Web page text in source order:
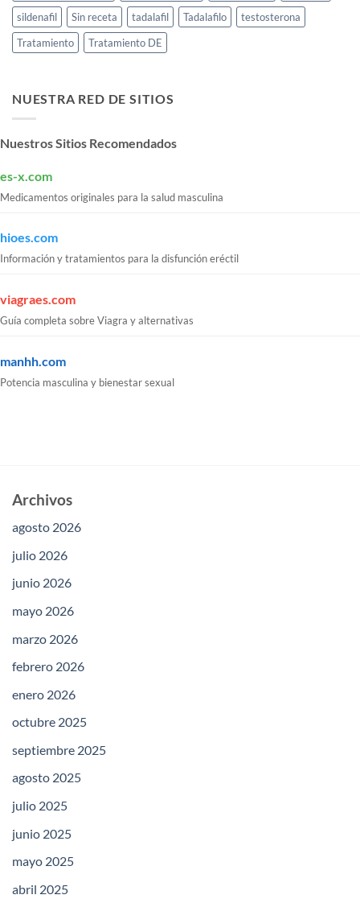
sildenafil
Sin receta tadalafil Tadalafilo
testosterona
Tratamiento
Tratamiento DE
NUESTRA RED DE SITIOS
Nuestros Sitios Recomendados
es-x.com
Medicamentos originales para la salud masculina
hioes.com
Información y tratamientos para la disfunción eréctil
viagraes.com
Guía completa sobre Viagra y alternativas
manhh.com
Potencia masculina y bienestar sexual
Archivos
agosto 2026
julio 2026
junio 2026
mayo 2026
marzo 2026
febrero 2026
enero 2026
octubre 2025
septiembre 2025
agosto 2025
julio 2025
junio 2025
mayo 2025
abril 2025